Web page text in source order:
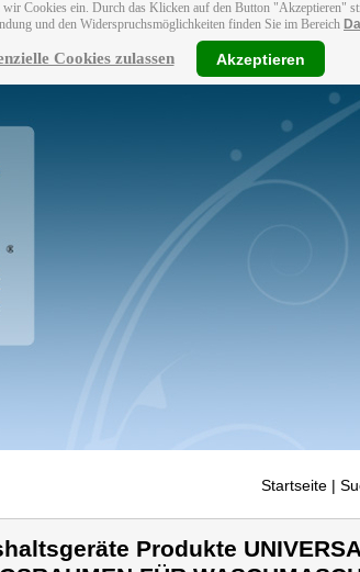
Cookies ein. Durch das Klicken auf den Button "Akzeptieren"
und den Widerspruchsmöglichkeiten finden Sie im Bereich
Cookies zulassen Akzeptieren
Startseite |
Produkte